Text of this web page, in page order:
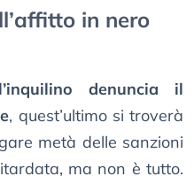
in nero
l’inquilino denuncia il
, quest’ultimo si troverà
metà delle sanzioni
ma non è tutto.